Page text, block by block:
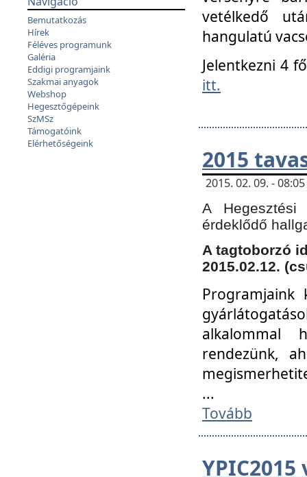
Bemutatkozás
Hírek
Féléves programunk
Galéria
Eddigi programjaink
Szakmai anyagok
Webshop
Hegesztőgépeink
SzMSz
Támogatóink
Elérhetőségeink
vetélkedő
hangulatú
Jelentkezni 4
itt.
2015
2015. 02. 09. -
A
érdeklődő
A tagtoborzó
2015.02.12.
Programjaink
alkalommal
rendezünk,
...
Tovább
YPIC2015